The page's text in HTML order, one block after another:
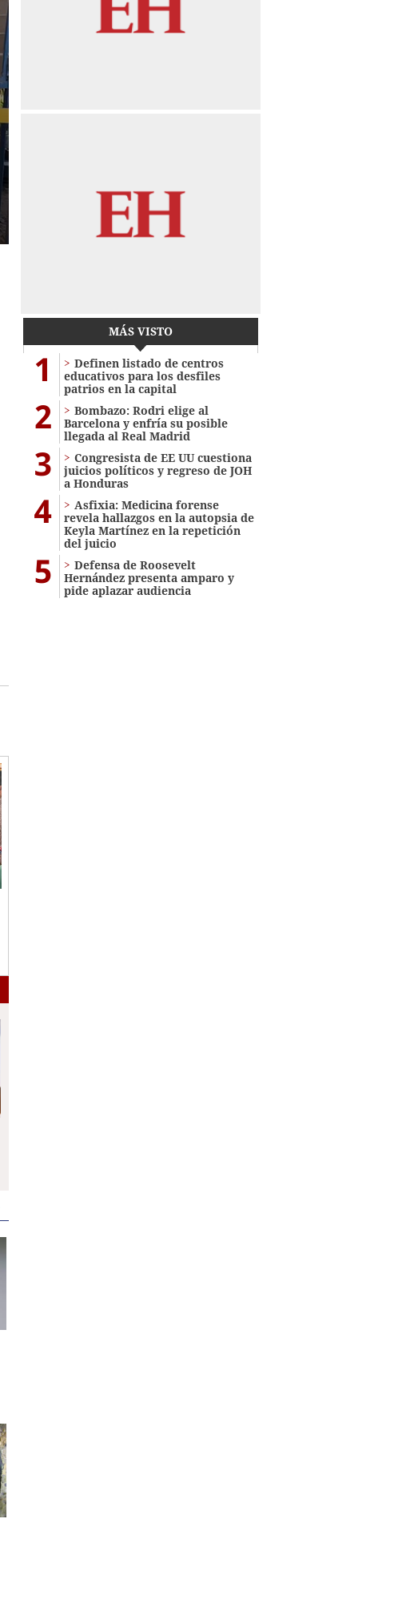
MÁS VISTO
1
Definen listado de centros
educativos para los desfiles
patrios en la capital
2
Bombazo: Rodri elige al
Barcelona y enfría su posible
llegada al Real Madrid
3
Congresista de EE UU cuestiona
juicios políticos y regreso de JOH
a Honduras
4
Asfixia: Medicina forense
revela hallazgos en la autopsia de
Keyla Martínez en la repetición
del juicio
5
Defensa de Roosevelt
Hernández presenta amparo y
pide aplazar audiencia